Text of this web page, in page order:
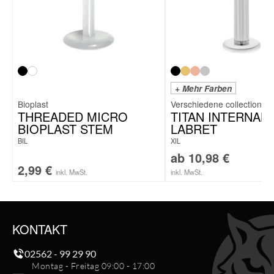
Bioplast
THREADED MICRO
BIOPLAST STEM
BIL
2,99 € inkl. MwSt.
+ Mehr Farben
TITAN
LABRET
XIL
ab 10,98 €
inkl. MwSt.
KONTAKT
02562 - 99 29 90
Montag - Freitag 09:00 - 17:00